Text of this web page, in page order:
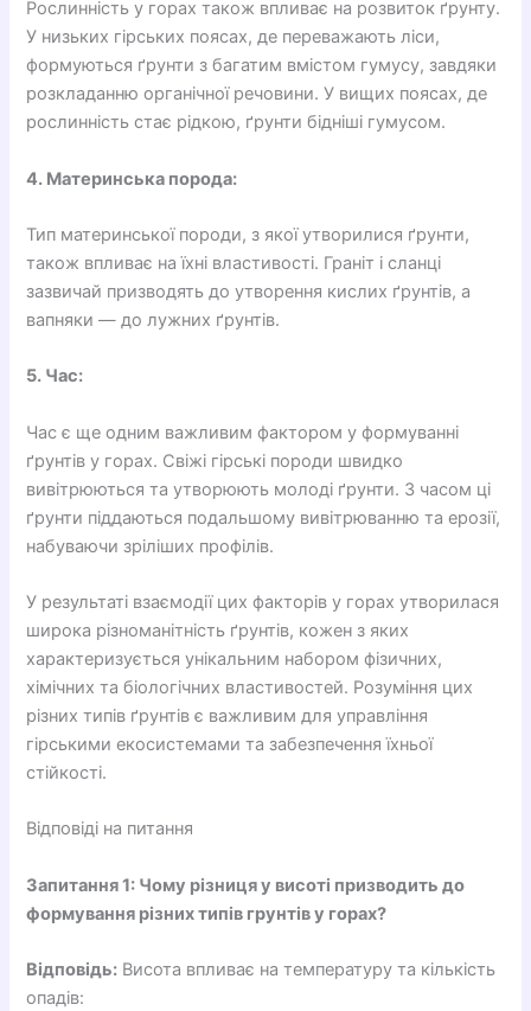
Рослинність у горах також впливає на розвиток ґрунту.
У низьких гірських поясах, де переважають ліси,
формуються ґрунти з багатим вмістом гумусу, завдяки
розкладанню органічної речовини. У вищих поясах, де
рослинність стає рідкою, ґрунти бідніші гумусом.
4. Материнська порода:
Тип материнської породи, з якої утворилися ґрунти,
також впливає на їхні властивості. Граніт і сланці
зазвичай призводять до утворення кислих ґрунтів, а
вапняки — до лужних ґрунтів.
5. Час:
Час є ще одним важливим фактором у формуванні
ґрунтів у горах. Свіжі гірські породи швидко
вивітрюються та утворюють молоді ґрунти. З часом ці
ґрунти піддаються подальшому вивітрюванню та ерозії,
набуваючи зріліших профілів.
У результаті взаємодії цих факторів у горах утворилася
широка різноманітність ґрунтів, кожен з яких
характеризується унікальним набором фізичних,
хімічних та біологічних властивостей. Розуміння цих
різних типів ґрунтів є важливим для управління
гірськими екосистемами та забезпечення їхньої
стійкості.
Відповіді на питання
Запитання 1: Чому різниця у висоті призводить до
формування різних типів грунтів у горах?
Відповідь: Висота впливає на температуру та кількість
опадів: